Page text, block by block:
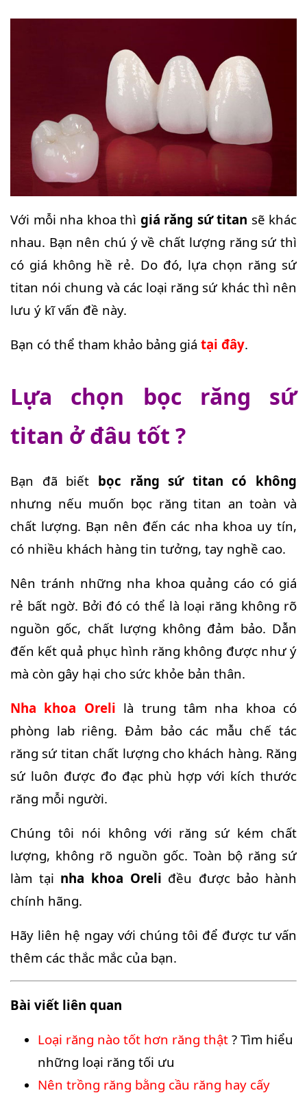
Với mỗi nha khoa thì giá răng sứ titan sẽ khác
nhau. Bạn nên chú ý về chất lượng răng sứ thì
có giá không hề rẻ. Do đó, lựa chọn răng sứ
titan nói chung và các loại răng sứ khác thì nên
lưu ý kĩ vấn đề này.
Bạn có thể tham khảo bảng giá tại đây.
Lựa chọn bọc răng sứ
titan ở đâu tốt ?
Bạn đã biết bọc răng sứ titan có không
nhưng nếu muốn bọc răng titan an toàn và
chất lượng. Bạn nên đến các nha khoa uy tín,
có nhiều khách hàng tin tưởng, tay nghề cao.
Nên tránh những nha khoa quảng cáo có giá
rẻ bất ngờ. Bởi đó có thể là loại răng không rõ
nguồn gốc, chất lượng không đảm bảo. Dẫn
đến kết quả phục hình răng không được như ý
mà còn gây hại cho sức khỏe bản thân.
Nha khoa Oreli là trung tâm nha khoa có
phòng lab riêng. Đảm bảo các mẫu chế tác
răng sứ titan chất lượng cho khách hàng. Răng
sứ luôn được đo đạc phù hợp với kích thước
răng mỗi người.
Chúng tôi nói không với răng sứ kém chất
lượng, không rõ nguồn gốc. Toàn bộ răng sứ
làm tại nha khoa Oreli đều được bảo hành
chính hãng.
Hãy liên hệ ngay với chúng tôi để được tư vấn
thêm các thắc mắc của bạn.
Bài viết liên quan
Loại răng nào tốt hơn răng thật ? Tìm hiểu
những loại răng tối ưu
Nên trồng răng bằng cầu răng hay cấy